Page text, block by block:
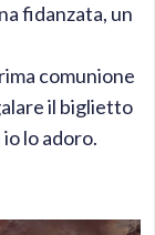
fidanzata, un
comunione
il biglietto
lo adoro.